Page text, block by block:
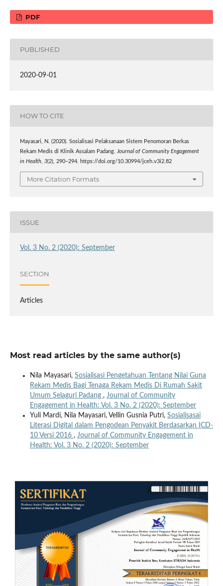
PDF
PUBLISHED
2020-09-01
HOW TO CITE
Mayasari, N. (2020). Sosialisasi Pelaksanaan Sistem Penomoran Berkas
Rekam Medis di Klinik Assalam Padang.
Journal of Community Engagement
in Health, 3(2), 290–294. https://doi.org/10.30994/jceh.v3i2.82
More Citation Formats
ISSUE
Vol. 3 No. 2 (2020): September
SECTION
Articles
Most read articles by the same author(s)
Nila Mayasari, Sosialisasi Pengetahuan Tentang Nilai Guna
Rekam Medis Bagi Tenaga Rekam Medis Di Rumah Sakit
Umum Selaguri Padang , Journal of Community
Engagement in Health: Vol. 3 No. 2 (2020): September
Yuli Mardi, Nila Mayasari, Vellin Gusnia Putri, Sosialisasai
Literasi Digital dalam Pengodean Penyakit Berdasarkan ICD-
10 Versi 2016 , Journal of Community Engagement in
Health: Vol. 3 No. 2 (2020): September